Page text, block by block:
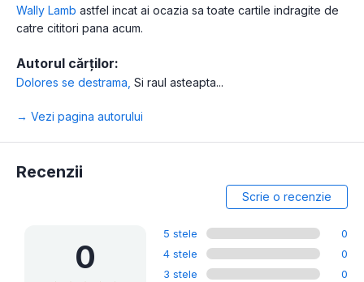
Wally Lamb astfel incat ai ocazia sa toate cartile indragite de
catre cititori pana acum.
Autorul cărților:
Dolores se destrama Si raul asteapta...
→ Vezi pagina autorului
Recenzii
Scrie o recenzie
0
5 stele
0
4 stele
0
3 stele
0